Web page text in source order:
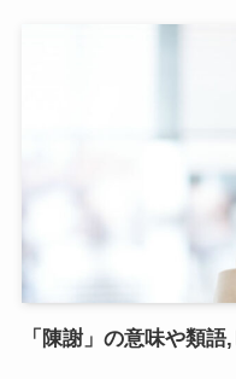
「陳謝」の意味や類